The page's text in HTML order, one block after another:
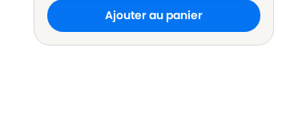
Ajouter au panier